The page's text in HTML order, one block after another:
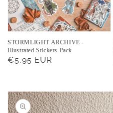
STORMLIGHT ARCHIVE -
Illustrated Stickers Pack
Precio
€5,95 EUR
directamente
a la
información